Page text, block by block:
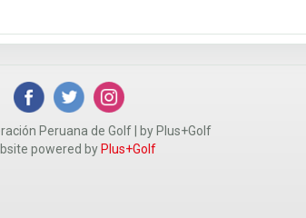
Peruana de Golf | by Plus+Golf
powered by Plus+Golf